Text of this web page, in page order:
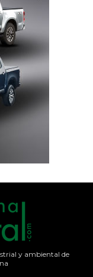
y ambiental de